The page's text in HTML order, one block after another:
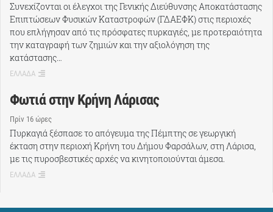
Συνεχίζονται οι έλεγχοι της Γενικής Διεύθυνσης Αποκατάστασης
Επιπτώσεων Φυσικών Καταστροφών (ΓΔΑΕΦΚ) στις περιοχές
που επλήγησαν από τις πρόσφατες πυρκαγιές, με προτεραιότητα
την καταγραφή των ζημιών και την αξιολόγηση της
κατάστασης…
ΕΛΛΑΔΑ
Φωτιά στην Κρήνη Λάρισας
Πρίν 16 ώρες
Πυρκαγιά ξέσπασε το απόγευμα της Πέμπτης σε γεωργική
έκταση στην περιοχή Κρήνη του Δήμου Φαρσάλων, στη Λάρισα,
με τις πυροσβεστικές αρχές να κινητοποιούνται άμεσα.
ΕΛΛΑΔΑ